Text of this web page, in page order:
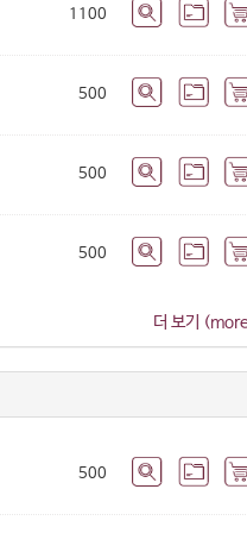
1100
500
500
500
더 보기
500